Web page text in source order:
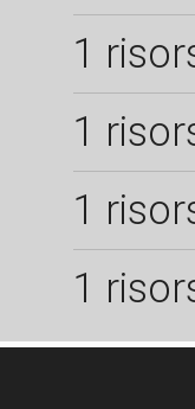
1
1
1
1